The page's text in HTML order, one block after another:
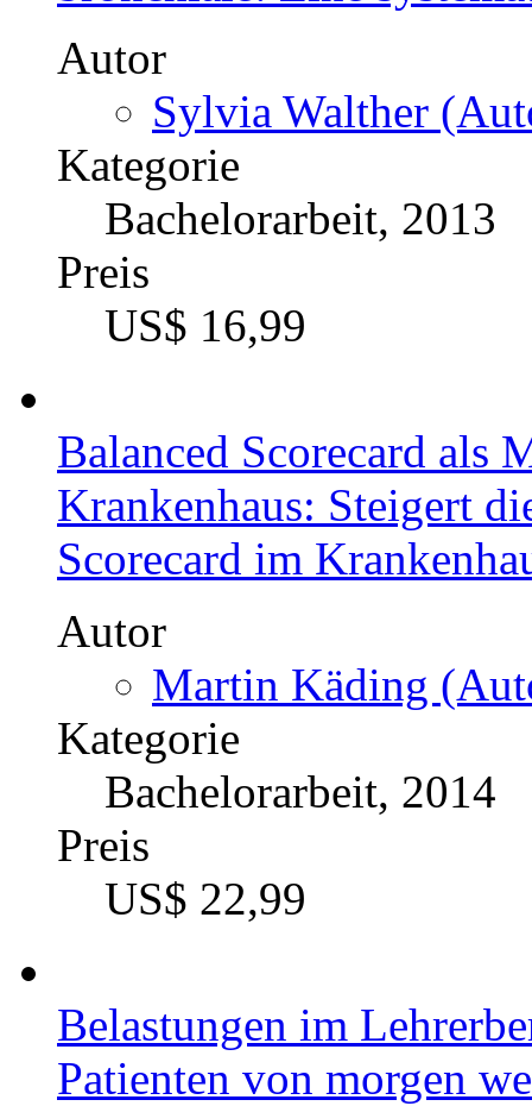
Autor
Sylvia Walther
Kategorie
Bachelorarbeit, 2013
Preis
US$ 16,99
Balanced Scorecard als
Krankenhaus: Steigert
Scorecard im
Autor
Martin Käding
Kategorie
Bachelorarbeit, 2014
Preis
US$ 22,99
Belastungen im
Patienten von morgen